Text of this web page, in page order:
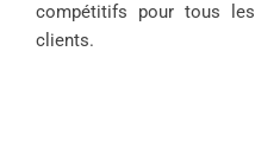
compétitifs pour tous les
clients.